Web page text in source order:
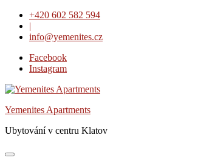
Skip
content
+420 602 582 594
|
info@yemenites.cz
Facebook
Instagram
Yemenites Apartments
Ubytování v centru Klatov